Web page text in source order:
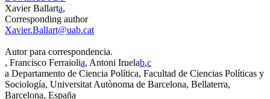
Xavier Ballarta,
Corresponding author
Xavier.Ballart@uab.cat
Autor para correspondencia.
, Francisco Ferraiolia, Antoni Iruelab,c
a Departamento de Ciencia Política, Facultad de Ciencias Políticas y
Sociología, Universitat Autònoma de Barcelona, Bellaterra,
Barcelona, España